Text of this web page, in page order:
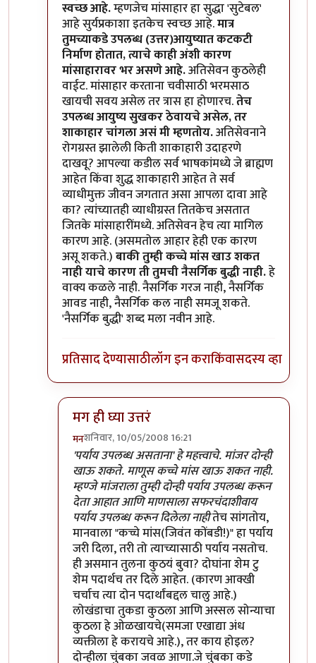
स्वच्छ आहे.म्हणजेच मांसाहार हा सुद्धा 'सुटेबल'
आहे सुर्यप्रकाशा इतकेच स्वच्छ आहे.मात्र
तुमच्याकडे उपलब्ध (उत्तर)आयुष्यात कटकटी
निर्माण होतात, त्याचे काही अंशी कारण
मांसाहारावर भर असणे आहे.अतिसेवन कुठलेही
वाईट. मांसाहार करताना चवीसाठी भरमसाठ
खायची सवय असेल तर त्रास हा होणारच.तेच
उपलब्ध आयुष्य सुखकर ठेवायचे असेल, तर
शाकाहार चांगला असं मी म्हणतोय.अतिसेवनाने
रोगग्रस्त झालेली किती शाकाहारी उदाहरणे
दाखवू? आपल्या कडील सर्व भाषकांमध्ये जे ब्राह्मण
आहेत किंवा शुद्ध शाकाहारी आहेत ते सर्व
व्याधीमुक्त जीवन जगतात असा आपला दावा आहे
का? त्यांच्यातही व्याधीग्रस्त तितकेच असतात
जितके मांसाहारींमध्ये. अतिसेवन हेच त्या मागिल
कारण आहे. (असमतोल आहार हेही एक कारण
असू शकते.)बाकी तुम्ही कच्चे मांस खाउ शकत
नाही याचे कारण ती तुमची नैसर्गिक बुद्धी नाही.हे
वाक्य कळले नाही. नैसर्गिक गरज नाही, नैसर्गिक
आवड नाही, नैसर्गिक कल नाही समजू शकते.
'नैसर्गिक बुद्धी' शब्द मला नवीन आहे.
प्रतिसाद देण्यासाठीलॉग इन कराकिंवासदस्य व्हा
मग ही घ्या उत्तरं
मनशनिवार, 10/05/2008 16:21
In reply toमीbyप्रभाकर पेठकर
'पर्याय उपलब्ध असताना' हे महत्त्वाचे. मांजर दोन्ही
खाऊ शकते. माणूस कच्चे मांस खाऊ शकत नाही.
म्हण्जे मांजराला तुम्ही दोन्ही पर्याय उपलब्ध करून
देता आहात आणि माणसाला सफरचंदाशीवाय
पर्याय उपलब्ध करून दिलेला नाहीतेच सांगतोय,
मानवाला "कच्चे मांस(जिवंत कोंबडी!)" हा पर्याय
जरी दिला, तरी तो त्याच्यासाठी पर्याय नसतोच.
ही असमान तुलना कुठयं बुवा? दोघांना शेम टु
शेम पदार्थच तर दिले आहेत. (कारण आक्खी
चर्चाच त्या दोन पदार्थांबद्दल चालु आहे.)
लोखंडाचा तुकडा कुठला आणि अस्सल सोन्याचा
कुठला हे ओळखायचे(समजा एखाद्या अंध
व्यक्तीला हे करायचे आहे.), तर काय होइल?
दोन्हीला चुंबका जवळ आणा.जे चुंबका कडे